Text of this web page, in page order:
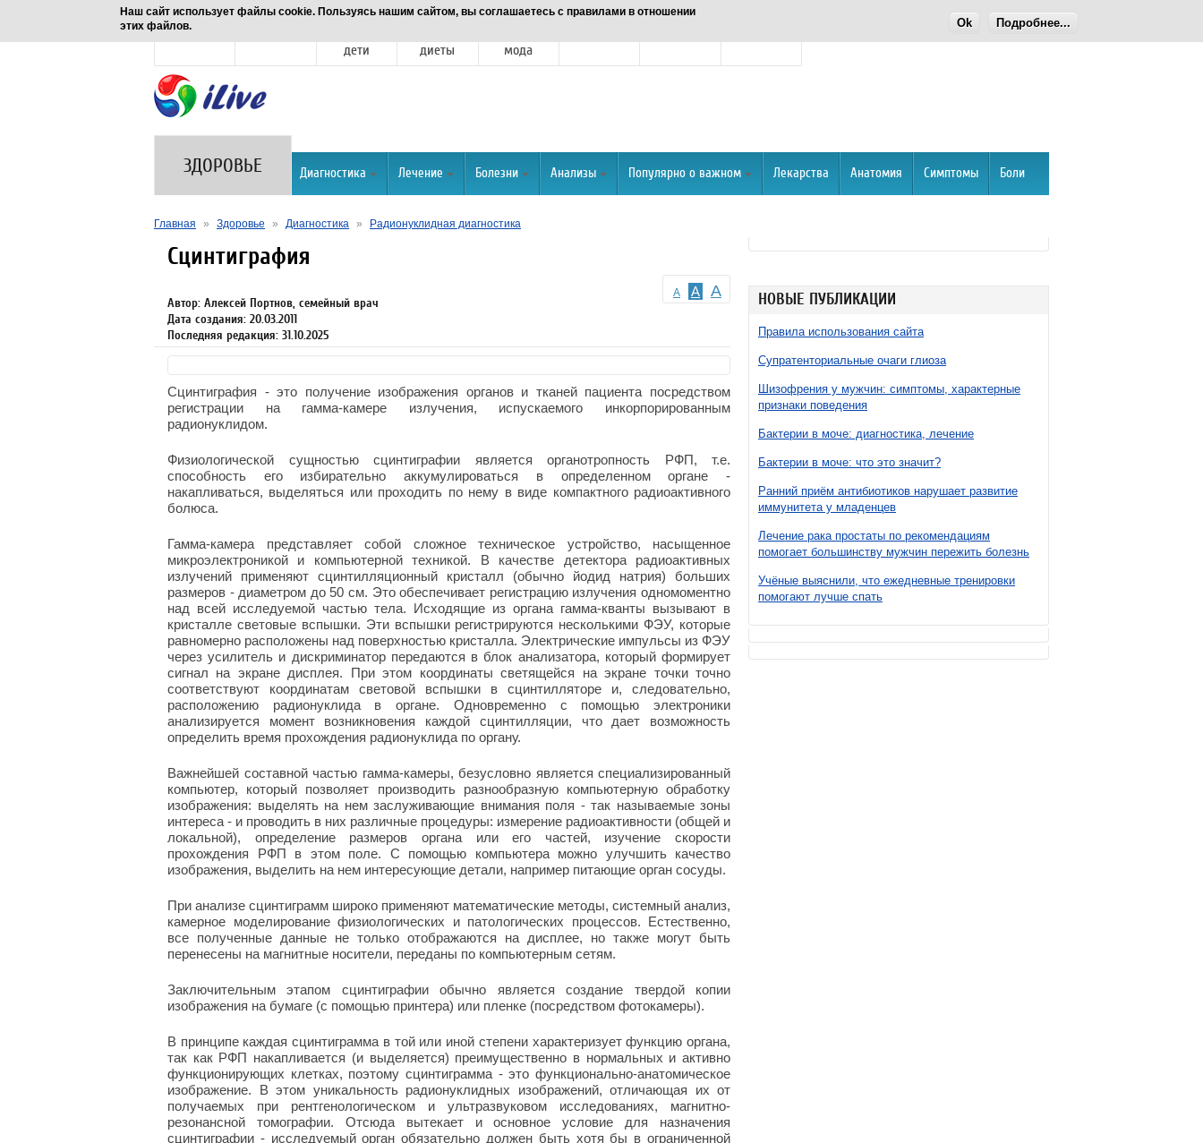
Наш сайт использует файлы cookie. Пользуясь нашим сайтом, вы соглашаетесь с правилами в отношении
этих файлов.
Ok Подробнее...
Новости
дети
диеты
мода
ЗДОРОВЬЕ Диагностика Лечение Болезни Анализы Популярно о важном Лекарства Анатомия Симптомы Боли
Главная » Здоровье » Диагностика » Радионуклидная диагностика
НОВЫЕ ПУБЛИКАЦИИ
Правила использования сайта
Супратенториальные очаги глиоза
Шизофрения у мужчин: симптомы, характерные
признаки поведения
Бактерии в моче: диагностика, лечение
Бактерии в моче: что это значит?
Ранний приём антибиотиков нарушает развитие
иммунитета у младенцев
Лечение рака простаты по рекомендациям
помогает большинству мужчин пережить болезнь
Учёные выяснили, что ежедневные тренировки
помогают лучше спать
A A A
Сцинтиграфия
Автор: Алексей Портнов, семейный врач
Дата создания: 20.03.2011
Последняя редакция: 31.10.2025
Сцинтиграфия - это получение изображения органов и тканей пациента посредством
регистрации на гамма-камере излучения, испускаемого инкорпорированным
радионуклидом.
Физиологической сущностью сцинтиграфии является органотропность РФП, т.е.
способность его избирательно аккумулироваться в определенном органе -
накапливаться, выделяться или проходить по нему в виде компактного радиоактивного
болюса.
Гамма-камера представляет собой сложное техническое устройство, насыщенное
микроэлектроникой и компьютерной техникой. В качестве детектора радиоактивных
излучений применяют сцинтилляционный кристалл (обычно йодид натрия) больших
размеров - диаметром до 50 см. Это обеспечивает регистрацию излучения одномоментно
над всей исследуемой частью тела. Исходящие из органа гамма-кванты вызывают в
кристалле световые вспышки. Эти вспышки регистрируются несколькими ФЭУ, которые
равномерно расположены над поверхностью кристалла. Электрические импульсы из ФЭУ
через усилитель и дискриминатор передаются в блок анализатора, который формирует
сигнал на экране дисплея. При этом координаты светящейся на экране точки точно
соответствуют координатам световой вспышки в сцинтилляторе и, следовательно,
расположению радионуклида в органе. Одновременно с помощью электроники
анализируется момент возникновения каждой сцинтилляции, что дает возможность
определить время прохождения радионуклида по органу.
Важнейшей составной частью гамма-камеры, безусловно является специализированный
компьютер, который позволяет производить разнообразную компьютерную обработку
изображения: выделять на нем заслуживающие внимания поля - так называемые зоны
интереса - и проводить в них различные процедуры: измерение радиоактивности (общей и
локальной), определение размеров органа или его частей, изучение скорости
прохождения РФП в этом поле. С помощью компьютера можно улучшить качество
изображения, выделить на нем интересующие детали, например питающие орган сосуды.
При анализе сцинтиграмм широко применяют математические методы, системный анализ,
камерное моделирование физиологических и патологических процессов. Естественно,
все полученные данные не только отображаются на дисплее, но также могут быть
перенесены на магнитные носители, переданы по компьютерным сетям.
Заключительным этапом сцинтиграфии обычно является создание твердой копии
изображения на бумаге (с помощью принтера) или пленке (посредством фотокамеры).
В принципе каждая сцинтиграмма в той или иной степени характеризует функцию органа,
так как РФП накапливается (и выделяется) преимущественно в нормальных и активно
функционирующих клетках, поэтому сцинтиграмма - это функционально-анатомическое
изображение. В этом уникальность радионуклидных изображений, отличающая их от
получаемых при рентгенологическом и ультразвуковом исследованиях, магнитно-
резонансной томографии. Отсюда вытекает и основное условие для назначения
сцинтиграфии - исследуемый орган обязательно должен быть хотя бы в ограниченной